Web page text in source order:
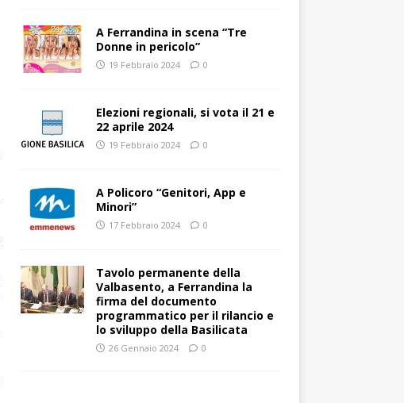
A Ferrandina in scena “Tre
Donne in pericolo”
19 Febbraio 2024 0
Elezioni regionali, si vota il 21 e
22 aprile 2024
19 Febbraio 2024 0
A Policoro “Genitori, App e
Minori”
17 Febbraio 2024 0
Tavolo permanente della
Valbasento, a Ferrandina la
firma del documento
programmatico per il rilancio e
lo sviluppo della Basilicata
26 Gennaio 2024 0